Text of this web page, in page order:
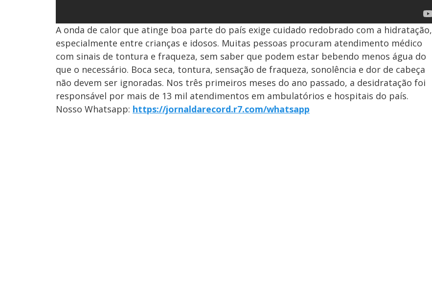
A onda de calor que atinge boa parte do país exige cuidado redobrado com a hidratação,
especialmente entre crianças e idosos. Muitas pessoas procuram atendimento médico
com sinais de tontura e fraqueza, sem saber que podem estar bebendo menos água do
que o necessário. Boca seca, tontura, sensação de fraqueza, sonolência e dor de cabeça
não devem ser ignoradas. Nos três primeiros meses do ano passado, a desidratação foi
responsável por mais de 13 mil atendimentos em ambulatórios e hospitais do país.
Nosso Whatsapp: https://jornaldarecord.r7.com/whatsapp